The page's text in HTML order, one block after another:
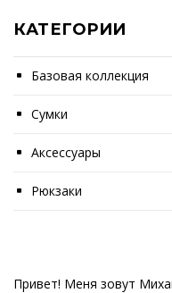
КАТЕГОРИИ
Базовая коллекция
Сумки
Аксессуары
Рюкзаки
Привет! Меня зовут